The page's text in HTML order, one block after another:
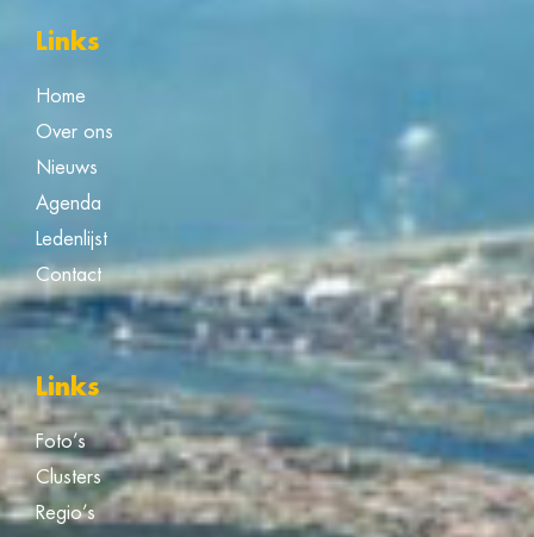
Links
Home
Over ons
Nieuws
Agenda
Ledenlijst
Contact
Links
Foto’s
Clusters
Regio’s